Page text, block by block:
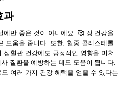
과
에만 좋은 것이 아니에요. 🥰 장 건강을
도움을 줍니다. 또한, 혈중 콜레스테롤
심혈관 건강에도 긍정적인 영향을 미쳐
질환을 예방하는 데도 도움이 됩니다.
여러 가지 건강 혜택을 얻을 수 있다는